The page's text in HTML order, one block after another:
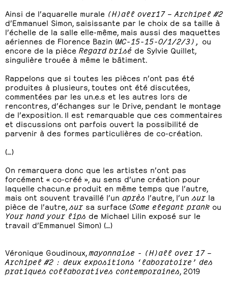
Ainsi de l’aquarelle murale (H)all over17 – Archipel #2
d’Emmanuel Simon, saisissante par le choix de sa taille à
l’échelle de la salle elle-même, mais aussi des maquettes
aériennes de Florence Bazin (MC-15-15-0/1/2/3), ou
encore de la pièce Regard brisé de Sylvie Quillet,
singulière trouée à même le bâtiment.
Rappelons que si toutes les pièces n’ont pas été
produites à plusieurs, toutes ont été discutées,
commentées par les un.e.s et les autres lors de
rencontres, d’échanges sur le Drive, pendant le montage
de l’exposition. Il est remarquable que ces commentaires
et discussions ont parfois ouvert la possibilité de
parvenir à des formes particulières de co-création.
(…)
On remarquera donc que les artistes n’ont pas
forcément « co-créé », au sens d’une création pour
laquelle chacun.e produit en même temps que l’autre,
mais ont souvent travaillé l’un après l’autre, l’un sur la
pièce de l’autre, sur sa surface (Some elegant prank ou
Your hand your lips de Michael Lilin exposé sur le
travail d’Emmanuel Simon) (…)
Véronique Goudinoux, mayonnaise - (H)all over 17 –
Archipel #2 : deux expositions ‘laboratoire’ des
pratiques collaboratives contemporaines , 2019